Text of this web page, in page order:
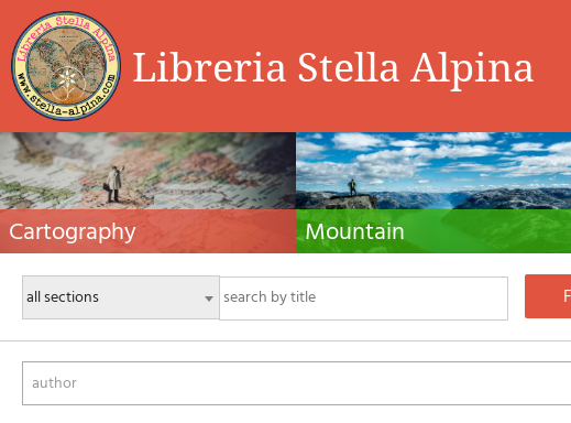
Libreria Stella Alpina
Cartography
Hiking maps, maps and atlases, cartography
around the world. Maps of the trails, cartography
for cyclotourism and mountain biking
Mountain
Alpine guides, hiking guides, technical manuals
for summer and winter mountaineering.
Mountain literature and filmography
author